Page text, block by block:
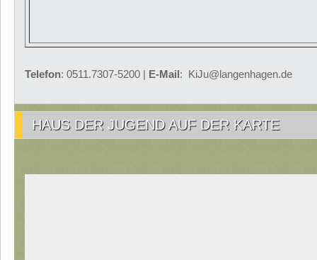
Telefon: 0511.7307-5200 | E-Mail: KiJu@langenhagen.de
HAUS DER JUGEND AUF DER KARTE